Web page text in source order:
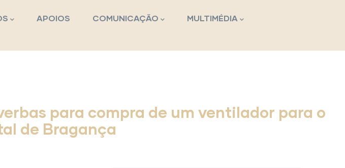
APOIOS COMUNICAÇÃO MULTIMÉDIA
para compra de um ventilador para o
de Bragança